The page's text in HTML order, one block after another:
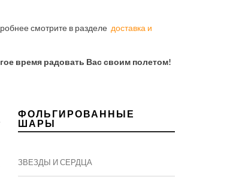
смотрите в разделе доставка и
время радовать Вас своим полетом!
ФОЛЬГИРОВАННЫЕ
ШАРЫ
ЗВЕЗДЫ И СЕРДЦА